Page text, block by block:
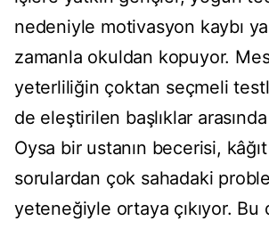
nedeniyle motivasyon kaybı
zamanla okuldan kopuyor.
yeterliliğin çoktan seçmeli
de eleştirilen başlıklar
Oysa bir ustanın becerisi,
sorulardan çok sahadaki
yeteneğiyle ortaya çıkıyor. Bu